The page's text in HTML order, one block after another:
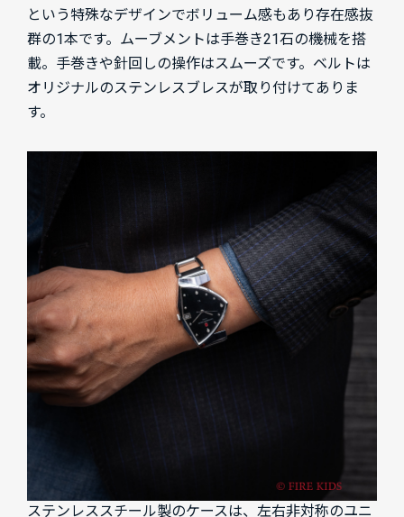
という特殊なデザインでボリューム感もあり存在感抜
群の1本です。ムーブメントは手巻き21石の機械を搭
載。手巻きや針回しの操作はスムーズです。ベルトは
オリジナルのステンレスブレスが取り付けてありま
す。
ステンレススチール製のケースは、左右非対称のユニ